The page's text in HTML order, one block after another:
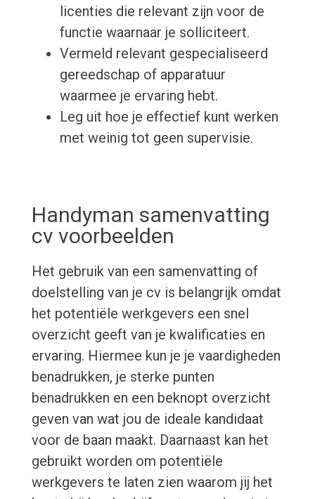
licenties die relevant zijn voor de
functie waarnaar je solliciteert.
Vermeld relevant gespecialiseerd
gereedschap of apparatuur
waarmee je ervaring hebt.
Leg uit hoe je effectief kunt werken
met weinig tot geen supervisie.
Handyman samenvatting
cv voorbeelden
Het gebruik van een samenvatting of
doelstelling van je cv is belangrijk omdat
het potentiële werkgevers een snel
overzicht geeft van je kwalificaties en
ervaring. Hiermee kun je je vaardigheden
benadrukken, je sterke punten
benadrukken en een beknopt overzicht
geven van wat jou de ideale kandidaat
voor de baan maakt. Daarnaast kan het
gebruikt worden om potentiële
werkgevers te laten zien waarom jij het